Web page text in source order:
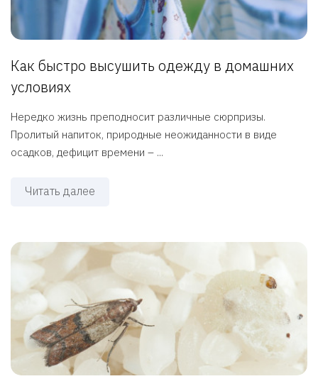
Как быстро высушить одежду в домашних
условиях
Нередко жизнь преподносит различные сюрпризы.
Пролитый напиток, природные неожиданности в виде
осадков, дефицит времени – ...
Читать далее